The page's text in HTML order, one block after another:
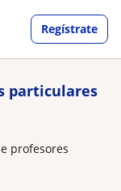
Regístrate
particulares
profesores